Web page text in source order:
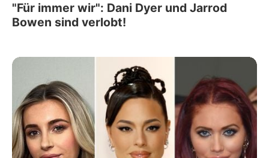
"Für immer wir": Dani Dyer und Jarrod
Bowen sind verlobt!